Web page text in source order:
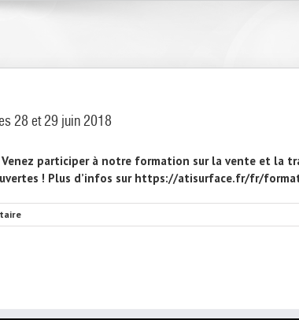
28 et 29 juin 2018
Venez participer à notre formation sur la vente et la
! Plus d’infos sur https://atisurface.fr/fr/